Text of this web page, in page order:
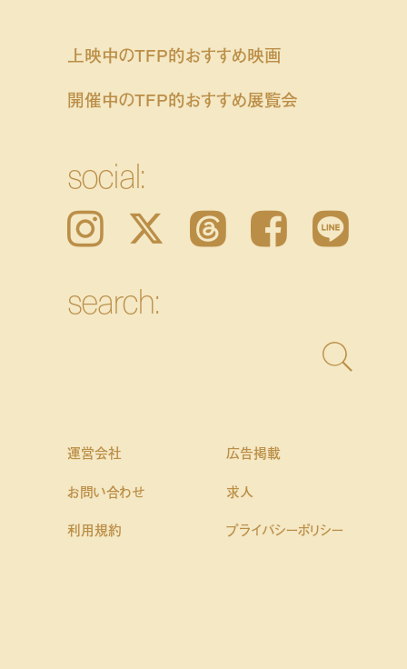
上映中のTFP的おすすめ映画
開催中のTFP的おすすめ展覧会
social:
Instagram 𝕏 Threads Facebook LINE
search:
運営会社
広告掲載
お問い合わせ
求人
利用規約 プライバシーポリシー